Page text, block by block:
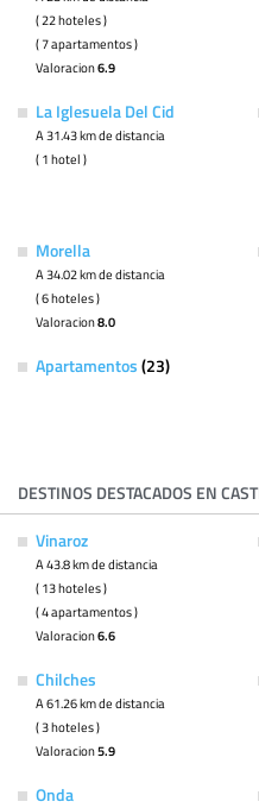
( 22 hoteles )
( 7 apartamentos )
Valoracion6.9
La Iglesuela Del Cid
A 31.43 km de distancia
( 1 hotel )
Morella
A 34.02 km de distancia
( 6 hoteles )
Valoracion8.0
Apartamentos (23)
DESTINOS DESTACADOS EN
Vinaroz
A 43.8 km de distancia
( 13 hoteles )
( 4 apartamentos )
Valoracion6.6
Chilches
A 61.26 km de distancia
( 3 hoteles )
Valoracion5.9
Onda